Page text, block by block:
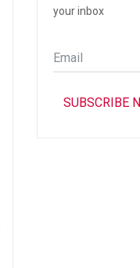
your inbox
Email
*
SUBSCRIBE